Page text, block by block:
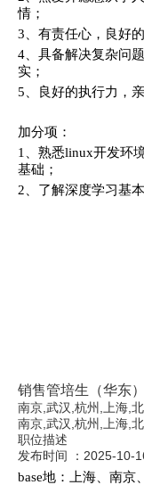
情；
3、有责任心，良好
4、具备解决复杂问
实；
5、良好的执行力，
加分项：
1、熟悉linux开发环
基础；
2、了解深度学习基
销售管培生（华东）
南京,武汉,杭州,上海,
南京,武汉,杭州,上海,
职位描述
发布时间 ： 2025-10-
base地：上海、南京